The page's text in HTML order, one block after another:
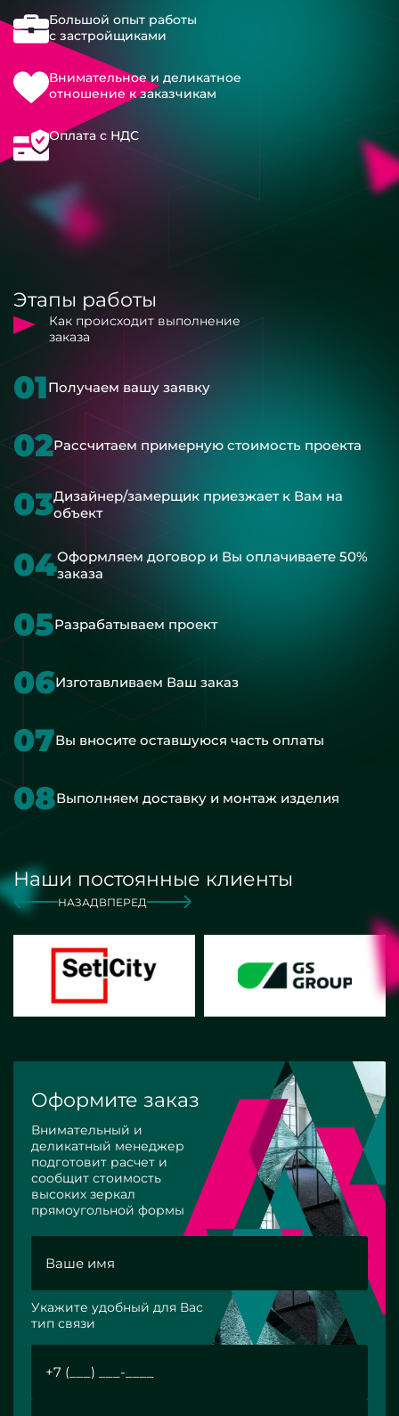
Большой опыт работы
с застройщиками
Внимательное и деликатное
отношение к заказчикам
Оплата с НДС
Этапы работы
Как происходит выполнение
заказа
01Получаем вашу заявку
02Рассчитаем примерную стоимость проекта
03Дизайнер/замерщик приезжает к Вам на
объект
04Оформляем договор и Вы оплачиваете 50%
заказа
05Разрабатываем проект
06Изготавливаем Ваш заказ
07Вы вносите оставшуюся часть оплаты
08Выполняем доставку и монтаж изделия
Наши постоянные клиенты
НАЗАД ВПЕРЕД
Оформите заказ
Внимательный и
деликатный менеджер
подготовит расчет и
сообщит стоимость
высоких зеркал
прямоугольной формы
Укажите удобный для Вас
тип связи